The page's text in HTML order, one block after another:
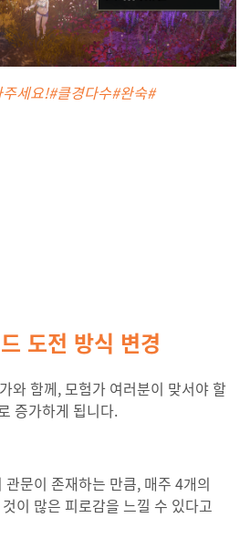
세요!#클경다수#완숙#
도전 방식 변경
와 함께, 모험가 여러분이 맞서야 할
증가하게 됩니다.
문이 존재하는 만큼, 매주 4개의
이 많은 피로감을 느낄 수 있다고